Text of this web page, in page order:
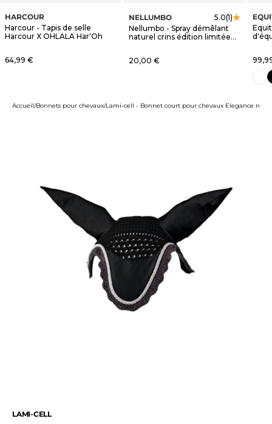
HARCOUR
Harcour - Tapis de selle
Harcour X OHLALA Har'Oh
Prix de vente
64,99 €
NELLUMBO 5.0(1)
Nellumbo - Spray démêlant
naturel crins édition limitée
Prix de vente
20,00 €
Prix
blanc
Accueil Bonnets pour chevaux Lami-cell - Bonnet court pour chevaux Elegance noir
LAMI-CELL